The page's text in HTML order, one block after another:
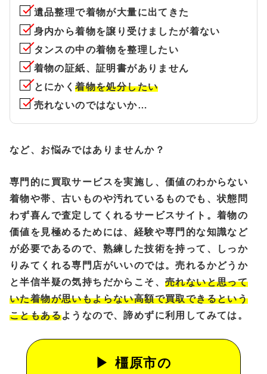
遺品整理で着物が大量に出てきた
身内から着物を譲り受けましたが着ない
タンスの中の着物を整理したい
着物の証紙、証明書がありません
とにかく着物を処分したい
売れないのではないか…
など、お悩みではありませんか？
専門的に買取サービスを実施し、価値のわからない
着物や帯、古いものや汚れているものでも、状態問
わず喜んで査定してくれるサービスサイト。着物の
価値を見極めるためには、経験や専門的な知識など
が必要であるので、熟練した技術を持って、しっか
りみてくれる専門店がいいのでは。売れるかどうか
と半信半疑の気持ちだからこそ、 売れないと思って
いた着物が思いもよらない高額で買取できるという
こともあるようなので、諦めずに利用してみては。
橿原市の